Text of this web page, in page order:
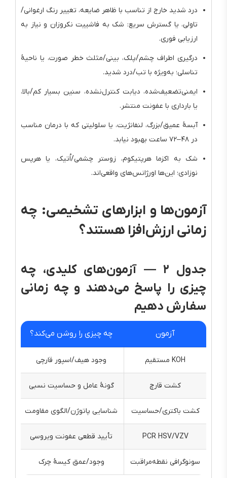
درد شدید خارج از تناسب با ظاهر ضایعه، تغییر رنگ ارغوانی/
تاولی، یا گسترش سریع: شک به فاشییت نکروزان و نیاز به
ارزیابی فوری.
درگیری اطراف چشم/پلک، بینی/مثلث خطر صورت، یا ناحیهٔ
تناسلی؛ به‌ویژه با تب/درد شدید.
ایمنی‌تضعیف‌شده، دیابت کنترل‌نشده، سنین بسیار کم/بالا،
یا بارداری با عفونت منتشر.
آبسهٔ عمیق/بزرگ، لنفانژیت، یا سلولیتی که با درمان مناسب
در ۴۸–۷۲ ساعت بهبود نیابد.
شک به اکزما هرپتیکوم، زوستر چشمی/اُتیک، یا هرپس
نوزادی؛ این‌ها اورژانس‌های واقعی‌اند.
آزمون‌ها و ابزارهای تشخیصی: چه
زمانی ارزش‌افزا هستند؟
جدول ۲ — آزمون‌های کلیدی، چه
چیزی را پاسخ می‌دهند و چه زمانی
سفارش دهیم
آزمون چه چیزی را روشن می‌کند؟
KOH مستقیم وجود هیف/اسپور قارچی
کشت قارچ گونهٔ عامل و حساسیت نسبی
کشت باکتری/حساسیت شناسایی پاتوژن/الگوی مقاومت
PCR HSV/VZV تأیید قطعی عفونت ویروسی
سونوگرافی نقطه‌مراقبت وجود/عمق کیسهٔ چرک